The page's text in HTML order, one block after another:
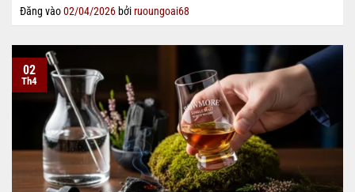
Đăng vào02/04/2026 bởiruoungoai68
02
Th4